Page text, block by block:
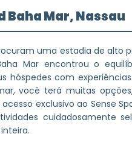
Baha Mar, Nassau
uma estadia de alto
Mar encontrou o
hóspedes com
você terá muitas
exclusivo ao Sense
cuidadosamente